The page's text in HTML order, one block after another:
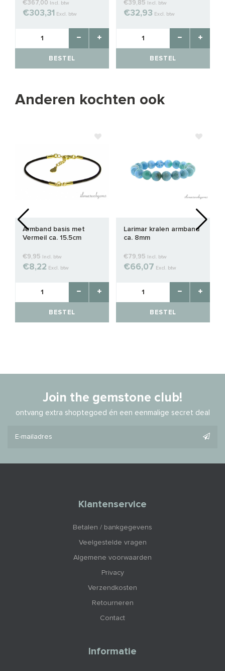
€367,00 Incl. btw
€303,31 Excl. btw
BESTEL
€39,85 Incl. btw
€32,93 Excl. btw
BESTEL
Anderen kochten ook
Armband basis met
Vermeil ca. 15.5cm
€9,95 Incl. btw
€8,22 Excl. btw
BESTEL
Larimar kralen armband
ca. 8mm
€79,95 Incl. btw
€66,07 Excl. btw
BESTEL
Join the gemstone club!
ontvang extra shoptegoed én een eenmalige secret deal
Klantenservice
Betalen / bankgegevens
Veelgestelde vragen
Algemene voorwaarden
Privacy
Verzendkosten
Retourneren
Contact
Informatie